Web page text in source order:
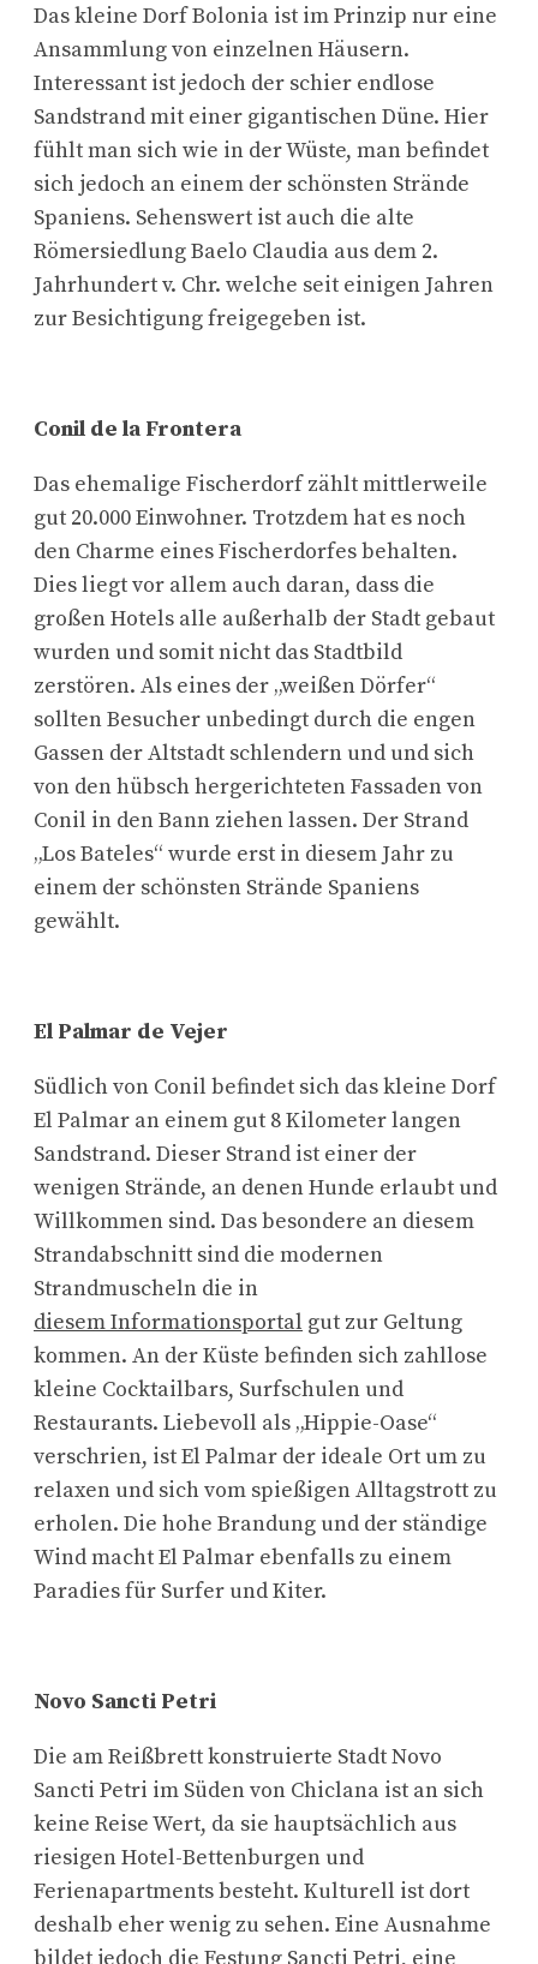
Das kleine Dorf Bolonia ist im Prinzip nur eine
Ansammlung von einzelnen Häusern.
Interessant ist jedoch der schier endlose
Sandstrand mit einer gigantischen Düne. Hier
fühlt man sich wie in der Wüste, man befindet
sich jedoch an einem der schönsten Strände
Spaniens. Sehenswert ist auch die alte
Römersiedlung Baelo Claudia aus dem 2.
Jahrhundert v. Chr. welche seit einigen Jahren
zur Besichtigung freigegeben ist.
Conil de la Frontera
Das ehemalige Fischerdorf zählt mittlerweile
gut 20.000 Einwohner. Trotzdem hat es noch
den Charme eines Fischerdorfes behalten.
Dies liegt vor allem auch daran, dass die
großen Hotels alle außerhalb der Stadt gebaut
wurden und somit nicht das Stadtbild
zerstören. Als eines der „weißen Dörfer“
sollten Besucher unbedingt durch die engen
Gassen der Altstadt schlendern und und sich
von den hübsch hergerichteten Fassaden von
Conil in den Bann ziehen lassen. Der Strand
„Los Bateles“ wurde erst in diesem Jahr zu
einem der schönsten Strände Spaniens
gewählt.
El Palmar de Vejer
Südlich von Conil befindet sich das kleine Dorf
El Palmar an einem gut 8 Kilometer langen
Sandstrand. Dieser Strand ist einer der
wenigen Strände, an denen Hunde erlaubt und
Willkommen sind. Das besondere an diesem
Strandabschnitt sind die modernen
Strandmuscheln die in
diesem Informationsportal gut zur Geltung
kommen. An der Küste befinden sich zahllose
kleine Cocktailbars, Surfschulen und
Restaurants. Liebevoll als „Hippie-Oase“
verschrien, ist El Palmar der ideale Ort um zu
relaxen und sich vom spießigen Alltagstrott zu
erholen. Die hohe Brandung und der ständige
Wind macht El Palmar ebenfalls zu einem
Paradies für Surfer und Kiter.
Novo Sancti Petri
Die am Reißbrett konstruierte Stadt Novo
Sancti Petri im Süden von Chiclana ist an sich
keine Reise Wert, da sie hauptsächlich aus
riesigen Hotel-Bettenburgen und
Ferienapartments besteht. Kulturell ist dort
deshalb eher wenig zu sehen. Eine Ausnahme
bildet jedoch die Festung Sancti Petri, eine